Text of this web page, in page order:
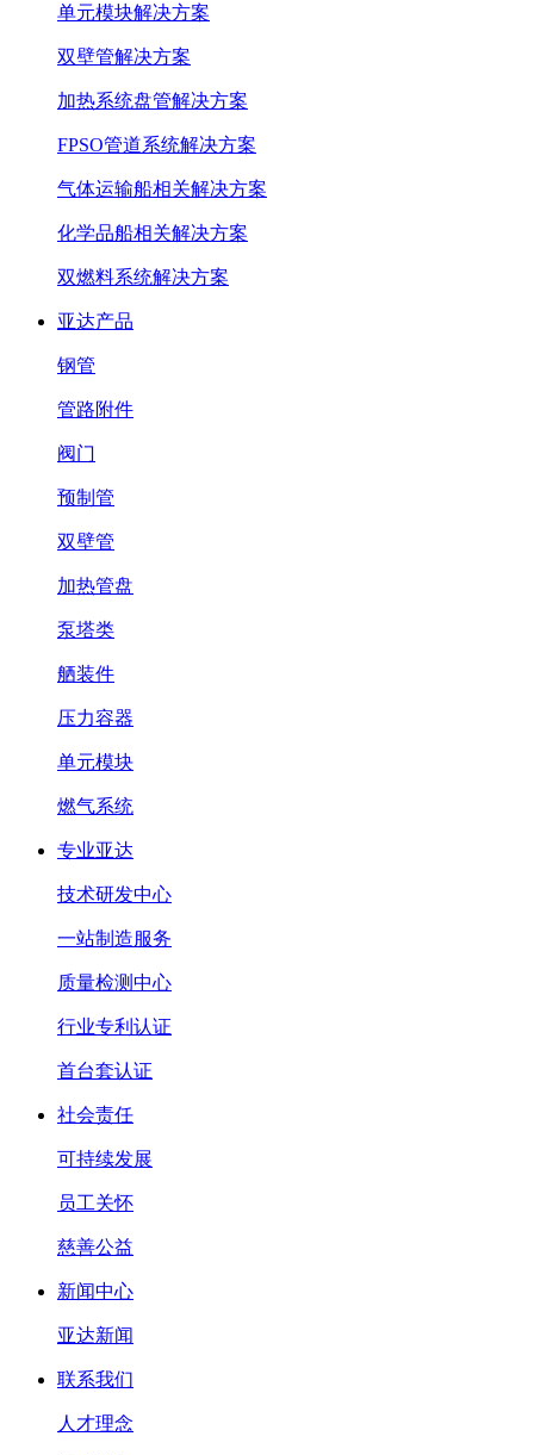
单元模块解决方案
双壁管解决方案
加热系统盘管解决方案
FPSO管道系统解决方案
气体运输船相关解决方案
化学品船相关解决方案
双燃料系统解决方案
亚达产品
钢管
管路附件
阀门
预制管
双壁管
加热管盘
泵塔类
舾装件
压力容器
单元模块
燃气系统
专业亚达
技术研发中心
一站制造服务
质量检测中心
行业专利认证
首台套认证
社会责任
可持续发展
员工关怀
慈善公益
新闻中心
亚达新闻
联系我们
人才理念